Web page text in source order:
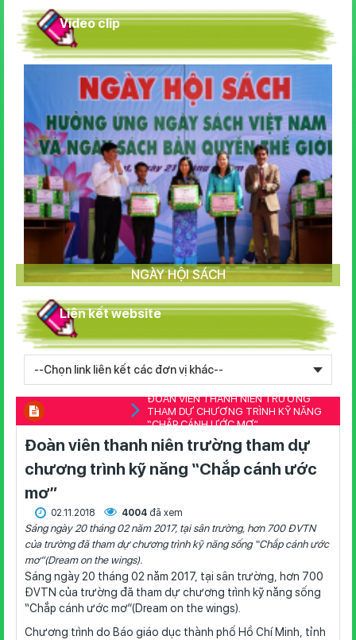
Video clip
NGÀY HỘI SÁCH
Liên kết website
ĐOÀN VIÊN THANH NIÊN TRƯỜNG
THAM DỰ CHƯƠNG TRÌNH KỸ NĂNG
“CHẮP CÁNH ƯỚC MƠ”
Đoàn viên thanh niên trường tham dự
chương trình kỹ năng “Chắp cánh ước
mơ”
02.11.2018 4004 đã xem
Sáng ngày 20 tháng 02 năm 2017, tại sân trường, hơn 700 ĐVTN
của trường đã tham dự chương trình kỹ năng sống “Chắp cánh ước
mơ”(Dream on the wings).
Sáng ngày 20 tháng 02 năm 2017, tại sân trường, hơn 700
ĐVTN của trường đã tham dự chương trình kỹ năng sống
“Chắp cánh ước mơ”(Dream on the wings).
Chương trình do Báo giáo dục thành phố Hồ Chí Minh, tỉnh